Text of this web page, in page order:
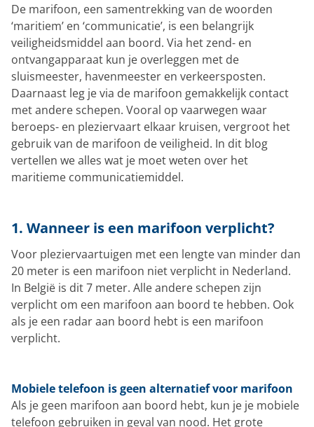
De marifoon, een samentrekking van de woorden
‘maritiem’ en ‘communicatie’, is een belangrijk
veiligheidsmiddel aan boord. Via het zend- en
ontvangapparaat kun je overleggen met de
sluismeester, havenmeester en verkeersposten.
Daarnaast leg je via de marifoon gemakkelijk contact
met andere schepen. Vooral op vaarwegen waar
beroeps- en pleziervaart elkaar kruisen, vergroot het
gebruik van de marifoon de veiligheid. In dit blog
vertellen we alles wat je moet weten over het
maritieme communicatiemiddel.
1. Wanneer is een marifoon verplicht?
Voor pleziervaartuigen met een lengte van minder dan
20 meter is een marifoon niet verplicht in Nederland.
In België is dit 7 meter. Alle andere schepen zijn
verplicht om een marifoon aan boord te hebben. Ook
als je een radar aan boord hebt is een marifoon
verplicht.
Mobiele telefoon is geen alternatief voor marifoon
Als je geen marifoon aan boord hebt, kun je je mobiele
telefoon gebruiken in geval van nood. Het grote